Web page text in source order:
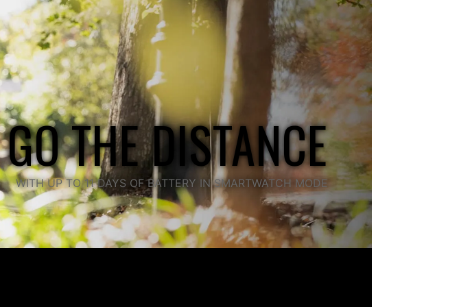
GO THE DISTANCE
WITH UP TO 11 DAYS OF BATTERY IN SMARTWATCH MODE